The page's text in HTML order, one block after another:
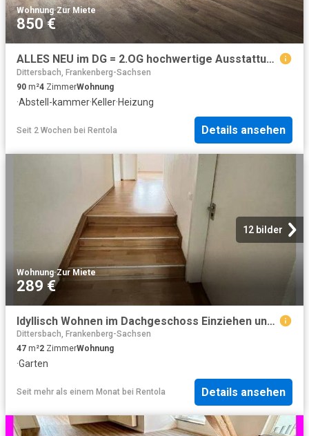
Wohnung·Zur Miete
850 €
ALLES NEU im DG = 2.OG hochwertige Ausstattung frei ab sofort
Dittersbach, Frankenberg-Sachsen
90 m²4 ZimmerWohnung
·Abstell-kammer·Keller·Heizung
Seit 2 Wochen bei Rentola Details ansehen
12 bilder
Wohnung·Zur Miete
289 €
Idyllisch Wohnen im Dachgeschoss Einziehen und WohlfÃ¼hlen!
Dittersbach, Frankenberg-Sachsen
47 m²2 ZimmerWohnung
·Garten
Seit mehr als einem Monat bei Rentola Details ansehen